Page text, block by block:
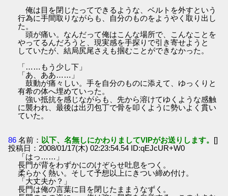
俺は目を閉じたってできるような、ベルトを外すという
行為に手間取りながらも、自分のものをようやく取り出し
た。
頭が痛い。なんだって俺はこんな場所で、こんなことを
やってるんだろうと、現実感を手探りで引き寄せようと
していたが、結局尻尾さえも掴むことができなかった。
「……もう少し下」
「あ、ああ……」
鼓動が痛々しい。手を自分のものに添えて、ゆっくりと
有希の体へ埋めていった。
強い抵抗を感じながらも、先から溶けてゆくような感触
に襲われ、最後は出刃包丁で骨を叩くように勢いよく貫い
ていた。
86 名前： 以下、名無しにかわりましてVIPがお送りします。 []
投稿日：2008/01/17(木) 02:23:54.54 ID:qEJcUR+W0
「はっ……」
長門が背をわずかにのけぞらせ吐息をつく。
柔らかく熱い。そして予想以上にきつい締め付け。
「大丈夫か？」
長門は俺の言葉に目を閉じたままうなずく。